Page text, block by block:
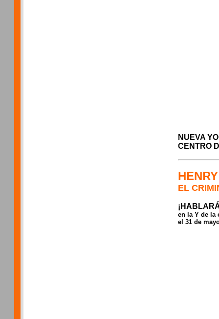
NUEVA
CENTRO
EL
en la Y de la
el 31 de